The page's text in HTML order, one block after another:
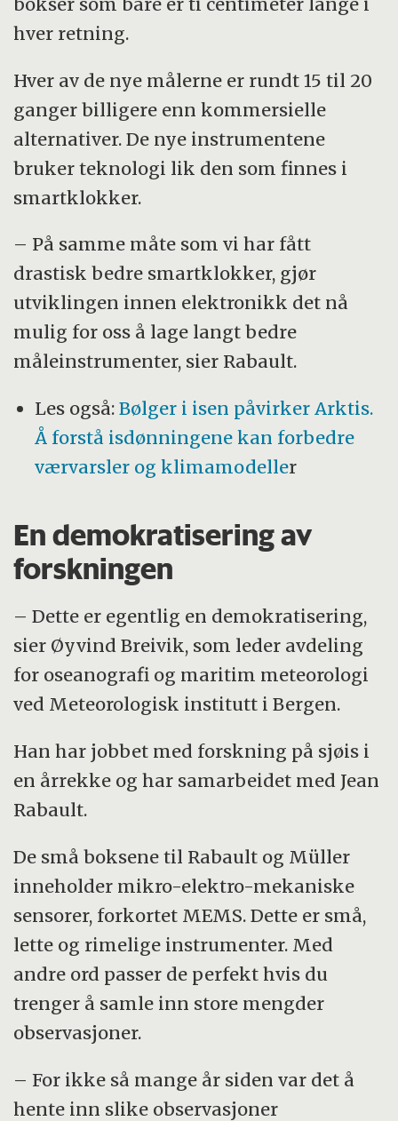
hver retning.
Hver av de nye målerne er rundt 15 til 20
ganger billigere enn kommersielle
alternativer. De nye instrumentene
bruker teknologi lik den som finnes i
smartklokker.
– På samme måte som vi har fått
drastisk bedre smartklokker, gjør
utviklingen innen elektronikk det nå
mulig for oss å lage langt bedre
måleinstrumenter, sier Rabault.
Les også:Bølger i isen påvirker Arktis.
Å forstå isdønningene kan forbedre
værvarsler og klimamodeller
En demokratisering av
forskningen
– Dette er egentlig en demokratisering,
sier Øyvind Breivik, som leder avdeling
for oseanografi og maritim meteorologi
ved Meteorologisk institutt i Bergen.
Han har jobbet med forskning på sjøis i
en årrekke og har samarbeidet med Jean
Rabault.
De små boksene til Rabault og Müller
inneholder mikro-elektro-mekaniske
sensorer, forkortet MEMS. Dette er små,
lette og rimelige instrumenter. Med
andre ord passer de perfekt hvis du
trenger å samle inn store mengder
observasjoner.
– For ikke så mange år siden var det å
hente inn slike observasjoner